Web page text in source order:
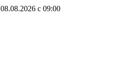
08.08.2026 c 09:00